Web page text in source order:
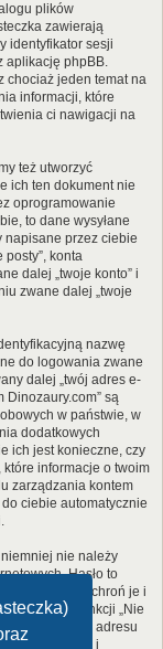
plików
zawierają
identyfikator sesji
aplikację phpBB.
chociaż jeden temat na
informacji, które
ci nawigacji na
też utworzyć
ich ten dokument nie
oprogramowanie
to dane wysyłane
napisane przez ciebie
konta
dalej „twoje konto” i
zwane dalej „twoje
nazwę
do logowania zwane
dalej „twój adres e-
Dinozaury.com” są
w państwie, w
dodatkowych
ich jest konieczne, czy
informacje o twoim
zarządzania kontem
ciebie automatycznie
nie należy
Hasło to
więc chroń je i
użyj funkcji „Nie
użytkownika i adresu
nowe hasło i